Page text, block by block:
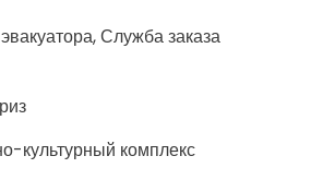
Служба заказа
культурный комплекс